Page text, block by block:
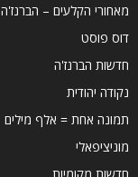
מאחורי הקלעים – הברנז'ה
דוס פוסט
חדשות הברנז'ה
נקודה יהודית
תמונה אחת = אלף מילים
מוניציפאלי